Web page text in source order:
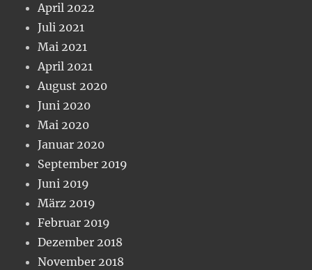
April 2022
Juli 2021
Mai 2021
April 2021
August 2020
Juni 2020
Mai 2020
Januar 2020
September 2019
Juni 2019
März 2019
Februar 2019
Dezember 2018
November 2018